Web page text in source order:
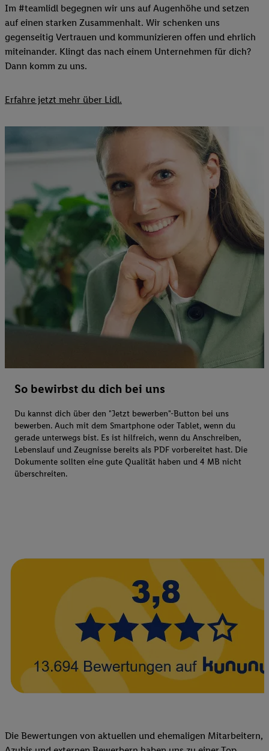
Im #teamlidl begegnen wir uns auf Augenhöhe und setzen
auf einen starken Zusammenhalt. Wir schenken uns
gegenseitig Vertrauen und kommunizieren offen und ehrlich
miteinander. Klingt das nach einem Unternehmen für dich?
Dann komm zu uns.​
Erfahre jetzt mehr über Lidl.
So bewirbst du dich bei uns
Du kannst dich über den "Jetzt bewerben"-Button bei uns
bewerben. Auch mit dem Smartphone oder Tablet, wenn du
gerade unterwegs bist. Es ist hilfreich, wenn du Anschreiben,
Lebenslauf und Zeugnisse bereits als PDF vorbereitet hast. Die
Dokumente sollten eine gute Qualität haben und 4 MB nicht
überschreiten.
Die Bewertungen von aktuellen und ehemaligen Mitarbeitern,